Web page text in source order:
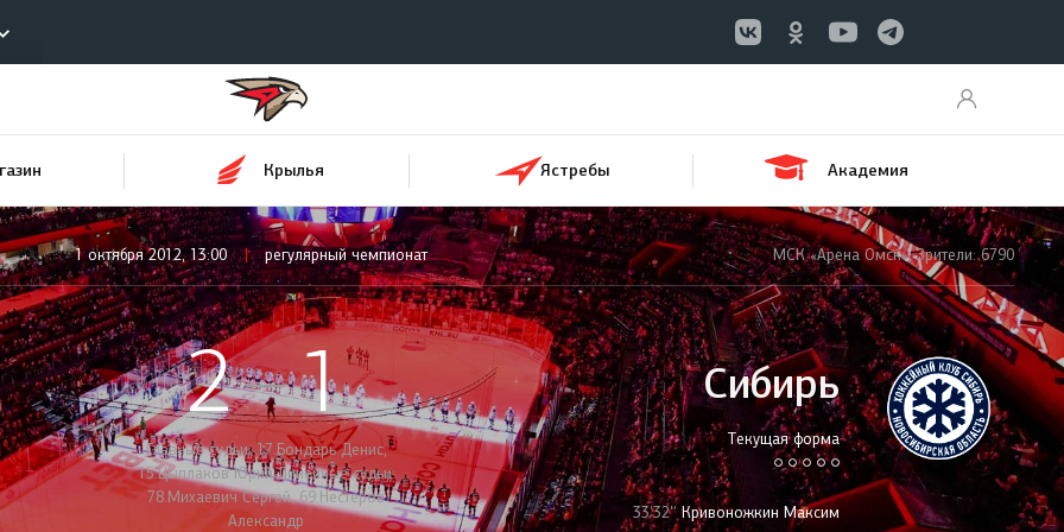
Конференция «Восток»
Дивизион Харламова
Ак Барс
Металлург Мг
Нефтехимик
Трактор
Дивизион Чернышева
Авангард
Адмирал
трансляции
магазин
КХЛ
Крылья Ястребы Академия
1 октября 2012, 13:00 регулярный чемпионат МСК «Арена Омск», Зрители: 6790
2 1
Главные судьи: 17.Бондарь Денис,
15.Цыплаков Юрий Линейные судьи:
78.Михаевич Сергей, 69.Нестеров
Александр
Сибирь
Текущая форма
33'32''Кривоножкин Максим